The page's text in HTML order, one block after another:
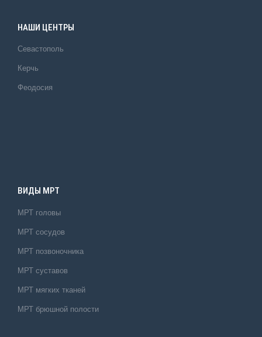
НАШИ ЦЕНТРЫ
Севастополь
Керчь
Феодосия
ВИДЫ МРТ
МРТ головы
МРТ сосудов
МРТ позвоночника
МРТ суставов
МРТ мягких тканей
МРТ брюшной полости